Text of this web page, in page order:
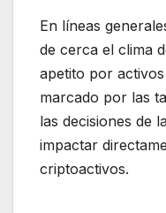
En líneas
de cerca el clima
apetito por
marcado por las
las decisiones de
impactar
criptoactivos.